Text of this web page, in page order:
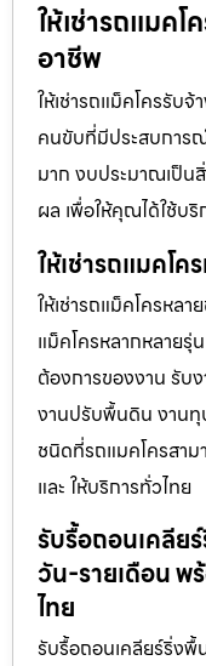
ให้เช่ารถแมค
อาชีพ
ให้เช่ารถแม็คโครรับ
คนขับที่มีประสบการ
มาก งบประมาณเป็น
ผล เพื่อให้คุณได้ใช้บ
ให้เช่ารถแมคโ
ให้เช่ารถแม็คโครหล
แม็คโครหลากหลายรุ่
ต้องการของงาน รับ
งานปรับพื้นดิน งานทุ
ชนิดที่รถแมคโครสาม
และ ให้บริการทั่วไทย
รับรื้อถอนเคลีย
วัน-รายเดือน
ไทย
รับรื้อถอนเคลียร์ริ่งพื้